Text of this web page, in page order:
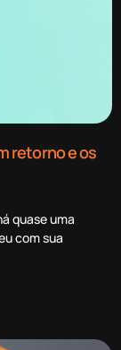
retorno e os
quase uma
com sua